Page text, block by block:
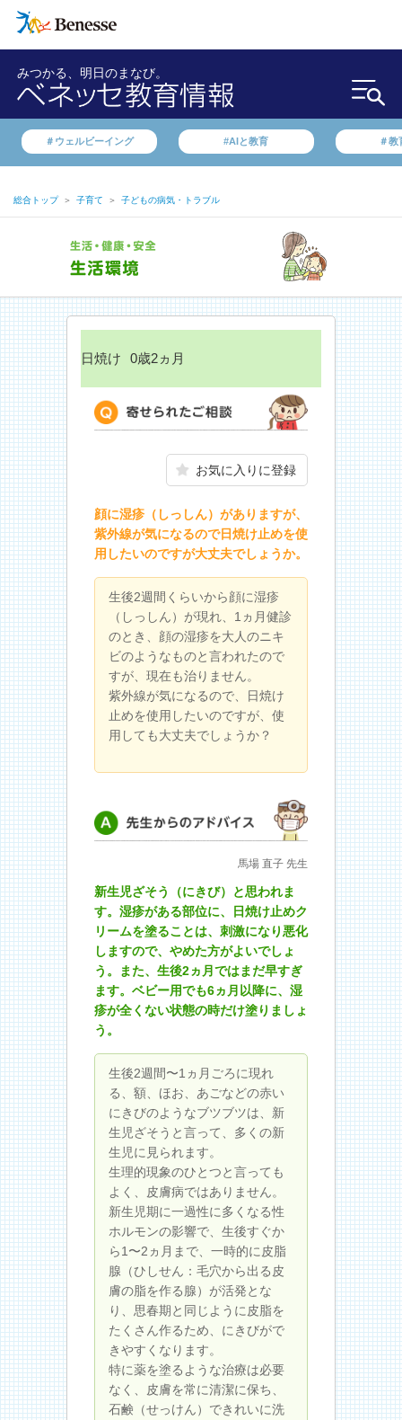
みつかる、明日のまなび。
＃ウェルビーイング #AIと教育 ＃教
総合トップ ＞ 子育て ＞ 子どもの病気・トラブル
日焼け 0歳2ヵ月
お気に入りに登録
顔に湿疹（しっしん）がありますが、
紫外線が気になるので日焼け止めを使
用したいのですが大丈夫でしょうか。
生後2週間くらいから顔に湿疹
（しっしん）が現れ、1ヵ月健診
のとき、顔の湿疹を大人のニキ
ビのようなものと言われたので
すが、現在も治りません。
紫外線が気になるので、日焼け
止めを使用したいのですが、使
用しても大丈夫でしょうか？
先生からのアドバイス馬場 直子 先生
新生児ざそう（にきび）と思われま
す。湿疹がある部位に、日焼け止めク
リームを塗ることは、刺激になり悪化
しますので、やめた方がよいでしょ
う。また、生後2ヵ月ではまだ早すぎ
ます。ベビー用でも6ヵ月以降に、湿
疹が全くない状態の時だけ塗りましょ
う。
生後2週間〜1ヵ月ごろに現れ
る、額、ほお、あごなどの赤い
にきびのようなブツブツは、新
生児ざそうと言って、多くの新
生児に見られます。
生理的現象のひとつと言っても
よく、皮膚病ではありません。
新生児期に一過性に多くなる性
ホルモンの影響で、生後すぐか
ら1〜2ヵ月まで、一時的に皮脂
腺（ひしせん：毛穴から出る皮
膚の脂を作る腺）が活発とな
り、思春期と同じように皮脂を
たくさん作るため、にきびがで
きやすくなります。
特に薬を塗るような治療は必要
なく、皮膚を常に清潔に保ち、
石鹸（せっけん）できれいに洗